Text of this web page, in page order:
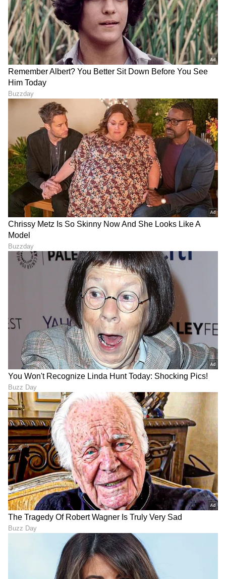
PB Padmashree Bhat
ಪದ್ಮಶ್ರೀ ಭಟ್. ವಿಜಯವಾಣಿ, ಒನ್ ಇಂಡಿಯಾ, ವಿಜಯ ಕರ್ನಾಟಕ
ಸಂಸ್ಥೆಗಳಲ್ಲಿ ಕೆಲಸ ಮಾಡಿದ್ದು, ಒಟ್ಟು ಎಂಟು ವರ್ಷಗಳಿಗೂ ಅಧಿಕ
ವೃತ್ತಿಜೀವನದ ಅನುಭವವಿದೆ.‌ ಸಿನಿಮಾ, ಟಿವಿ ಕ್ಷೇತ್ರದಲ್ಲಿ ಆಸಕ್ತಿ ಇದ್ದು,
ಈಗಾಗಲೇ ಸಾಕಷ್ಟು ಸುಪ್ರಸಿದ್ಧ ತಾರೆಯರ, ಸಾಧಕರ ಸಂದರ್ಶನ
ಮಾಡಿರುವೆ. ಅಷ್ಟೇ ಅಲ್ಲದೆ ಬ್ಯೂಟಿ, ಆರೋಗ್ಯ, ಧಾರ್ಮಿಕ
ವಿಷಯಗಳನ್ನು ಬರೆಯೋದು ನಂಗಿಷ್ಟ. ಪುಸ್ತಕ ಓದುವುದು,
ಇನ್ನುಳಿದಂತೆ ಇತರರ ಸಂದರ್ಶನ ಕೇಳೋದು, ಪ್ರವಾಸ ನನ್ನ
ಹವ್ಯಾಸಗಳಲ್ಲೊಂದು. ಉತ್ತರ ಕನ್ನಡದ ಸಿರಸಿಯವಳು.
ಹಣ (Hana) ಸುದ್ದಿ ಭಾರತ ಸುದ್ದಿ ವ್ಯವಹಾರ ಸಂಬಂಧಗಳು ಹೂಡಿಕೆ
DOWNLOAD APP
RECOMMENDED STORIES
LPG: ಅಡುಗೆ ಅನಿಲ ಕೊರತೆಗೆ
ಬ್ರೇಕ್; ಕೇಂದ್ರದ ಮಾಸ್ಟರ್ ಪ್ಲಾನ್!
ಆಗಿದ್ದೇನು ಗೊತ್ತಾ?
ಬೆಂಗಳೂರಿನಲ್ಲಿ ಕೆಲಸ ಮಾಡಿದ್ರೆ
ಹೆಚ್ಚಿನ ಹಣ ಸಿಗುತ್ತಾ?
ಊರಿನಲ್ಲಿದ್ರೆ ಜಾಸ್ತಿ ಹಣ
ಉಳಿಸಬಹುದಾ?
ಪೋಸ್ಟ್ ಆಫೀಸ್ FD vs RD
ಯೋಜನೆ; 50,000 ರೂ.
ಹೂಡಿಕೆಗೆ ಮಾಡಿದರೆ 10
ಈ ಸಂಖ್ಯೆ ಹೊಂದಿರೋ ಜನರಿಗೆ
ತಾಮ್ರದ ನಾಣ್ಯದಿಂದ ಬರುತ್ತೆ
ಲಕ್ಷ್ಮೀ ಕಟಾಕ್ಷ; ಜೇಬು ತುಂಬಾ